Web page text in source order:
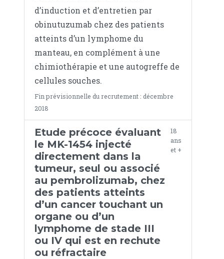
d’induction et d’entretien par
obinutuzumab chez des patients
atteints d’un lymphome du
manteau, en complément à une
chimiothérapie et une autogreffe de
cellules souches.
Fin prévisionnelle du recrutement : décembre
2018
Etude précoce évaluant
le MK-1454 injecté
directement dans la
tumeur, seul ou associé
au pembrolizumab, chez
des patients atteints
d’un cancer touchant un
organe ou d’un
lymphome de stade III
ou IV qui est en rechute
ou réfractaire
18
ans
et +